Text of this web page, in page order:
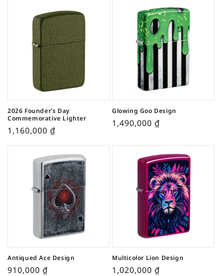
2026 Founder’s Day
Commemorative Lighter
1,160,000 ₫
Glowing Goo Design
1,490,000 ₫
Antiqued Ace Design
910,000 ₫
Multicolor Lion Design
1,020,000 ₫